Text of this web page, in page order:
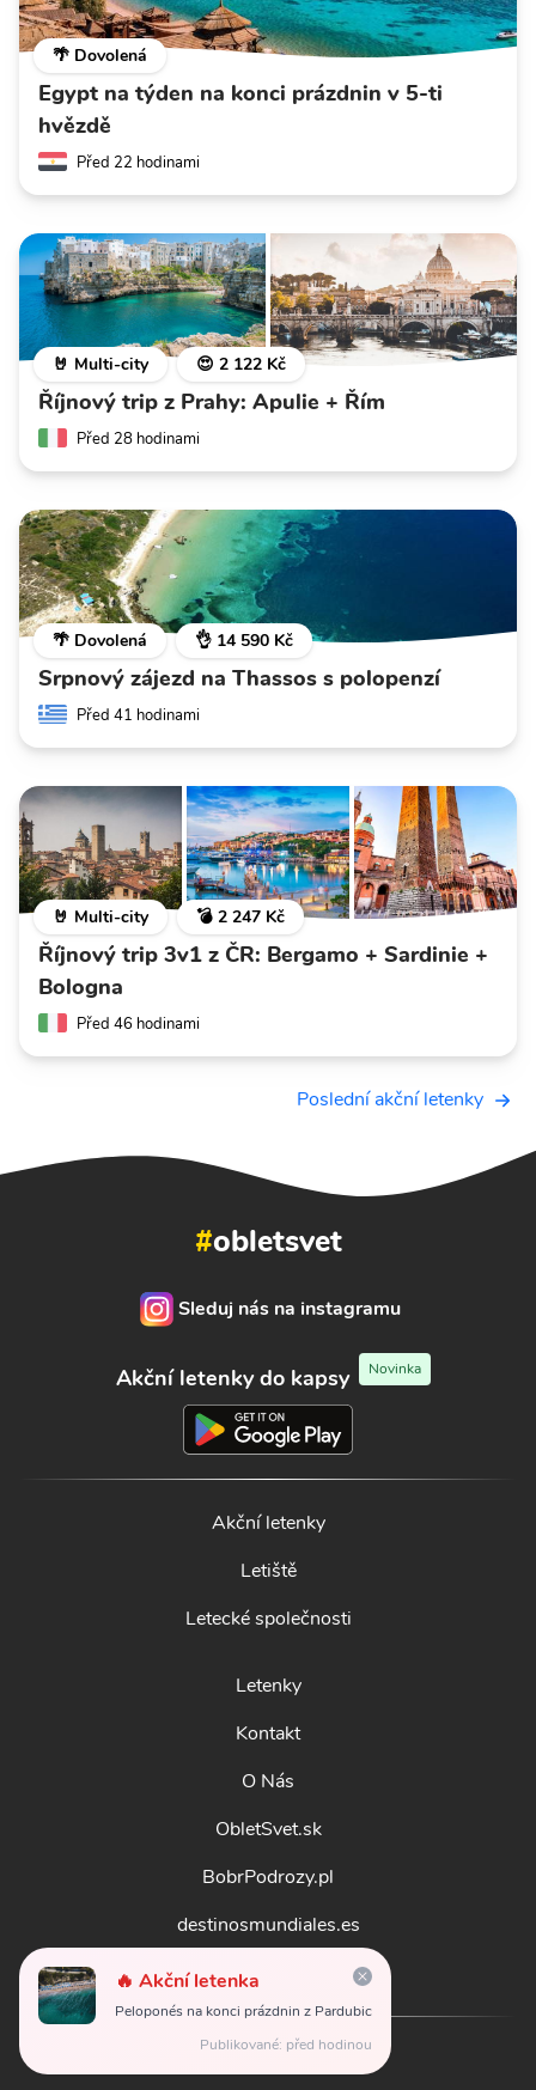
🌴 Dovolená
Egypt na týden na konci prázdnin v 5-ti
hvězdě
Před 22 hodinami
🤘 Multi-city 😍 2 122 Kč
Říjnový trip z Prahy: Apulie + Řím
Před 28 hodinami
🌴 Dovolená 👌 14 590 Kč
Srpnový zájezd na Thassos s polopenzí
Před 41 hodinami
🤘 Multi-city 💣 2 247 Kč
Říjnový trip 3v1 z ČR: Bergamo + Sardinie +
Bologna
Před 46 hodinami
Poslední akční letenky
🔥 Akční letenka
Peloponés na konci prázdnin z Pardubic
Publikované: před hodinou
#obletsvet
Sleduj nás na instagramu
Akční letenky do kapsy Novinka
Akční letenky
Letiště
Letecké společnosti
Letenky
Kontakt
O Nás
ObletSvet.sk
BobrPodrozy.pl
destinosmundiales.es
guidadestinazioni.it
© 2026obletsvet.cz